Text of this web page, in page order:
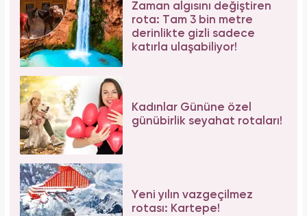
Zaman algısını değiştiren
rota: Tam 3 bin metre
derinlikte gizli sadece
katırla ulaşabiliyor!
Kadınlar Gününe özel
günübirlik seyahat rotaları!
Yeni yılın vazgeçilmez
rotası: Kartepe!